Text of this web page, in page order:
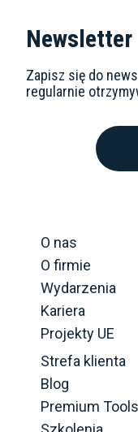
Newsletter
Zapisz się do
regularnie
O nas
O firmie
Wydarzenia
Kariera
Projekty UE
Strefa klienta
Blog
Premium Tools